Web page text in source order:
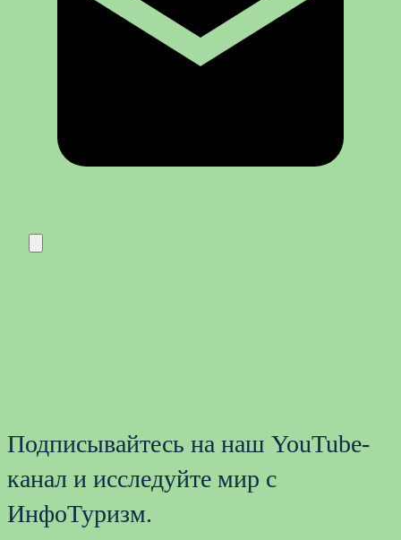
Подписывайтесь на наш YouTube-
канал и исследуйте мир с
ИнфоТуризм.